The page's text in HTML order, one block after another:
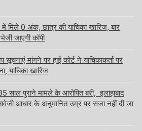
0 अंक, छात्र की याचिका खारिज, बार
जाएगी कॉपी
मांगने पर हाई कोर्ट ने याचिकाकर्ता पर
याचिका खारिज
पुराने मामले के आरोपित बरी, इलाहाबाद
आधार के अनुमानित उम्र पर सजा नहीं दी जा